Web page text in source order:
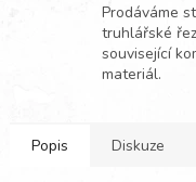
Prodáváme
truhlářské
související
materiál.
Popis Diskuze